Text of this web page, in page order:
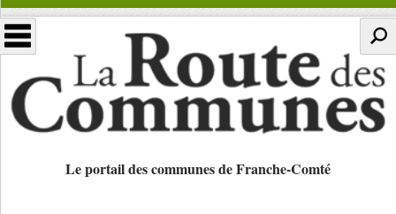
Le portail des communes de Franche-Comté